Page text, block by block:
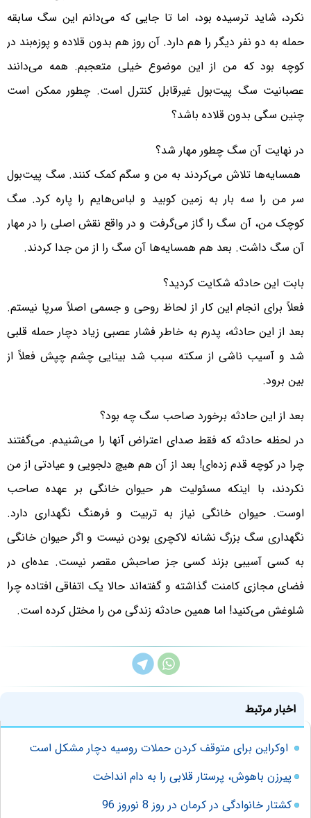
نکرد، شاید ترسیده بود، اما تا جایی که می‌دانم این سگ سابقه
حمله به دو نفر دیگر را هم دارد. آن روز هم بدون قلاده و پوزه‌بند در
کوچه بود که من از این موضوع خیلی متعجبم. همه می‌دانند
عصبانیت سگ پیت‌بول غیرقابل کنترل است. چطور ممکن است
چنین سگی بدون قلاده باشد؟
در نهایت آن سگ چطور مهار شد؟
همسایه‌ها تلاش می‌کردند به من و سگم کمک کنند. سگ پیت‌بول
سر من را سه بار به زمین کوبید و لباس‌هایم را پاره کرد. سگ
کوچک من، آن سگ را گاز می‌گرفت و در واقع نقش اصلی را در مهار
آن سگ داشت. بعد هم همسایه‌ها آن سگ را از من جدا کردند.
بابت این حادثه شکایت کردید؟
فعلاً برای انجام این کار از لحاظ روحی و جسمی اصلاً سرپا نیستم.
بعد از این حادثه، پدرم به خاطر فشار عصبی زیاد دچار حمله قلبی
شد و آسیب ناشی از سکته سبب شد بینایی چشم چپش فعلاً از
بین برود.
بعد از این حادثه برخورد صاحب سگ چه بود؟
در لحظه حادثه که فقط صدای اعتراض آنها را می‌شنیدم. می‌گفتند
چرا در کوچه قدم زده‌ای! بعد از آن هم هیچ دلجویی و عیادتی از من
نکردند، با اینکه مسئولیت هر حیوان خانگی بر عهده صاحب
اوست. حیوان خانگی نیاز به تربیت و فرهنگ نگهداری دارد.
نگهداری سگ بزرگ نشانه لاکچری بودن نیست و اگر حیوان خانگی
به کسی آسیبی بزند کسی جز صاحبش مقصر نیست. عده‌ای در
فضای مجازی کامنت گذاشته و گفته‌اند حالا یک اتفاقی افتاده چرا
شلوغش می‌کنید! اما همین حادثه زندگی من را مختل کرده است.
اخبار مرتبط
اوکراین برای متوقف کردن حملات روسیه دچار مشکل است
پیرزن باهوش، پرستار قلابی را به دام انداخت
کشتار خانوادگی در کرمان در روز 8 نوروز 96